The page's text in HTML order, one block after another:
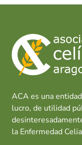
ACA es una
lucro, de utilidad
la Enfermedad